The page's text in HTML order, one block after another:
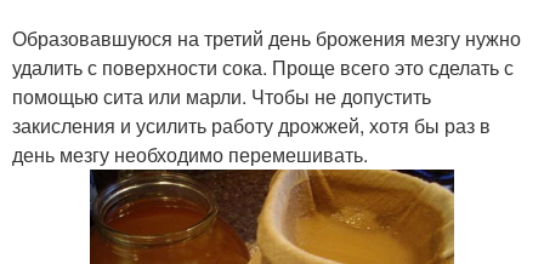
Образовавшуюся на третий день брожения мезгу нужно
удалить с поверхности сока. Проще всего это сделать с
помощью сита или марли. Чтобы не допустить
закисления и усилить работу дрожжей, хотя бы раз в
день мезгу необходимо перемешивать.